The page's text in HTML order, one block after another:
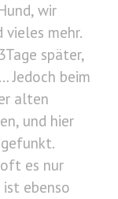
wir
vieles mehr.
später,
Jedoch beim
alten
und hier
es nur
ebenso